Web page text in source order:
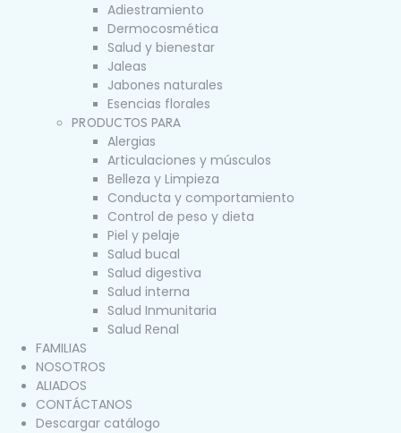
Adiestramiento
Dermocosmética
Salud y bienestar
Jaleas
Jabones naturales
Esencias florales
PRODUCTOS PARA
Alergias
Articulaciones y músculos
Belleza y Limpieza
Conducta y comportamiento
Control de peso y dieta
Piel y pelaje
Salud bucal
Salud digestiva
Salud interna
Salud Inmunitaria
Salud Renal
FAMILIAS
NOSOTROS
ALIADOS
CONTÁCTANOS
Descargar catálogo